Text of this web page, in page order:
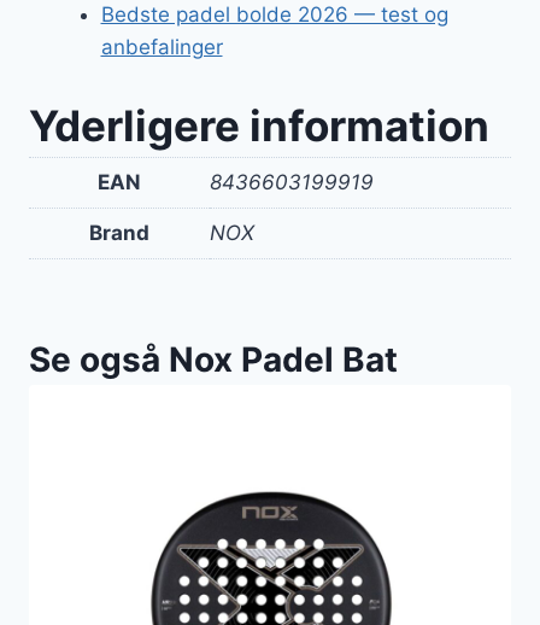
Bedste padel bolde 2026 — test og
anbefalinger
Yderligere information
EAN 8436603199919
Brand NOX
Se også Nox Padel Bat